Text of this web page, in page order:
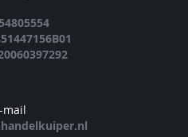
mail